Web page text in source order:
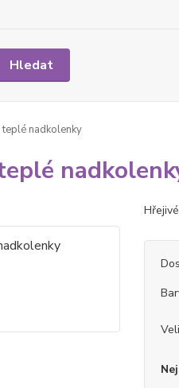
Hledat
teplé nadkolenky